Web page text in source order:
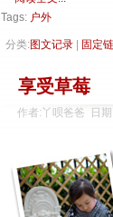
Tags: 户外
分类:图文记录| 固定
享受草莓
作者:丫呗爸爸 日